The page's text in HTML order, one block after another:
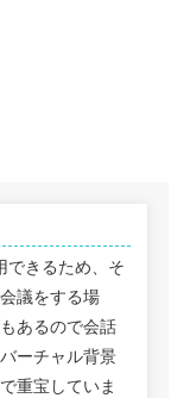
できるため、そ
議をする場
あるので会話
ーチャル背景
重宝していま